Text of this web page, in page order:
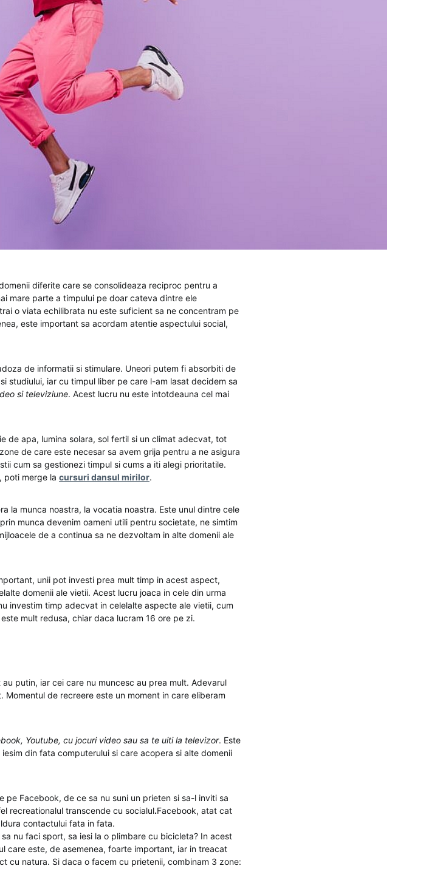
diferite care se consolideaza reciproc pentru a
mare parte a timpului pe doar cateva dintre ele
o viata echilibrata nu este suficient sa ne concentram pe
este important sa acordam atentie aspectului social,
de informatii si stimulare. Uneori putem fi absorbiti de
studiului, iar cu timpul liber pe care l-am lasat decidem sa
si televiziune. Acest lucru nu este intotdeauna cel mai
de apa, lumina solara, sol fertil si un climat adecvat, tot
de care este necesar sa avem grija pentru a ne asigura
cum sa gestionezi timpul si cums a iti alegi prioritatile.
poti merge la cursuri dansul mirilor.
la munca noastra, la vocatia noastra. Este unul dintre cele
munca devenim oameni utili pentru societate, ne simtim
de a continua sa ne dezvoltam in alte domenii ale
unii pot investi prea mult timp in acest aspect,
domenii ale vietii. Acest lucru joaca in cele din urma
investim timp adecvat in celelalte aspecte ale vietii, cum
mult redusa, chiar daca lucram 16 ore pe zi.
putin, iar cei care nu muncesc au prea mult. Adevarul
de recreere este un moment in care eliberam
Youtube, cu jocuri video sau sa te uiti la televizor. Este
din fata computerului si care acopera si alte domenii
pe Facebook, de ce sa nu suni un prieten si sa-l inviti sa
recreationalul transcende cu socialul.Facebook, atat cat
contactului fata in fata.
nu faci sport, sa iesi la o plimbare cu bicicleta? In acest
care este, de asemenea, foarte important, iar in treacat
cu natura. Si daca o facem cu prietenii, combinam 3 zone: